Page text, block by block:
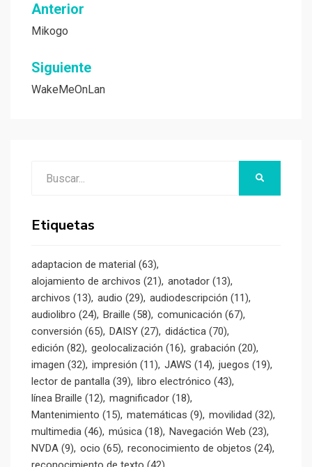
Navegación
de
entradas
Anterior
Mikogo
Siguiente
WakeMeOnLan
Etiquetas
adaptacion de material (63)
alojamiento de archivos (21) anotador (13)
archivos (13) audio (29) audiodescripción (11)
audiolibro (24) Braille (58) comunicación (67)
conversión (65) DAISY (27) didáctica (70)
edición (82) geolocalización (16) grabación (20)
imagen (32) impresión (11) JAWS (14) juegos (19)
lector de pantalla (39) libro electrónico (43)
línea Braille (12) magnificador (18)
Mantenimiento (15) matemáticas (9) movilidad (32)
multimedia (46) música (18) Navegación Web (23)
NVDA (9) ocio (65) reconocimiento de objetos (24)